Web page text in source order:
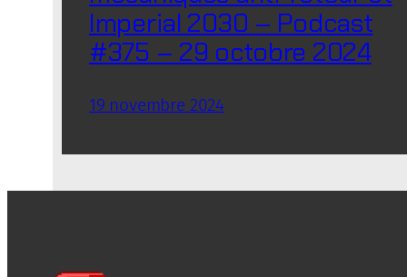
Imperial 2030 – Podcast
#375 – 29 octobre 2024
19 novembre 2024